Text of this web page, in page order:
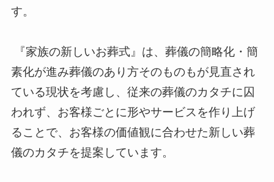
す。
『家族の新しいお葬式』は、葬儀の簡略化・簡
素化が進み葬儀のあり方そのものもが見直され
ている現状を考慮し、従来の葬儀のカタチに囚
われず、お客様ごとに形やサービスを作り上げ
ることで、お客様の価値観に合わせた新しい葬
儀のカタチを提案しています。